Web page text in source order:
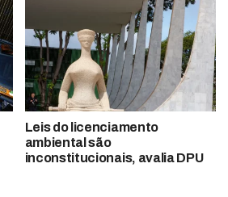
Leis do licenciamento
ambiental são
inconstitucionais, avalia DPU